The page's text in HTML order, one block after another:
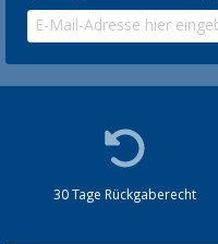
30 Tage Rückgaberecht